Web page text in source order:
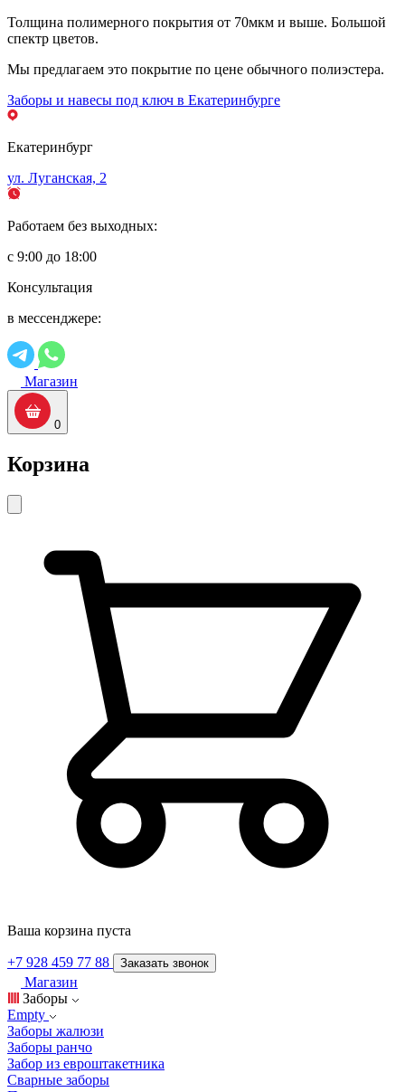
Толщина полимерного покрытия от 70мкм и выше. Большой
спектр цветов.
Мы предлагаем это покрытие по цене обычного полиэстера.
Заборы и навесы под ключ в Екатеринбурге
Екатеринбург
ул. Луганская, 2
Работаем без выходных:
с 9:00 до 18:00
Консультация
в мессенджере:
Магазин
0
Корзина
Ваша корзина пуста
+7 928 459 77 88 Заказать звонок
Магазин
Заборы
Empty
Заборы жалюзи
Заборы ранчо
Забор из евроштакетника
Сварные заборы